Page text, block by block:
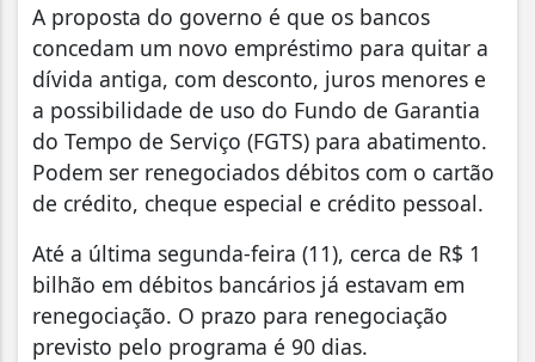
A proposta do governo é que os bancos
concedam um novo empréstimo para quitar a
dívida antiga, com desconto, juros menores e
a possibilidade de uso do Fundo de Garantia
do Tempo de Serviço (FGTS) para abatimento.
Podem ser renegociados débitos com o cartão
de crédito, cheque especial e crédito pessoal.
Até a última segunda-feira (11), cerca de R$ 1
bilhão em débitos bancários já estavam em
renegociação. O prazo para renegociação
previsto pelo programa é 90 dias.